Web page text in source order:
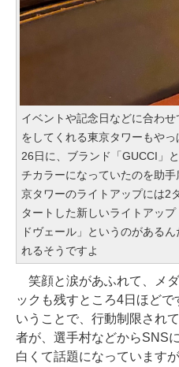
イベントや記念日などに合わ
をしてくれる東京タワーもや
26日に、ブランド「GUCCI」
チカラーになっていたのを助
京タワーのライトアップには2
タートした新しいライトアッ
ドヴェール」というのがある
れるそうですよ
笑顔と涙があふれて、メ
ックも残すところ4日ほど
いうことで、行動制限され
者が、選手村などからSNS
白くて話題になっています